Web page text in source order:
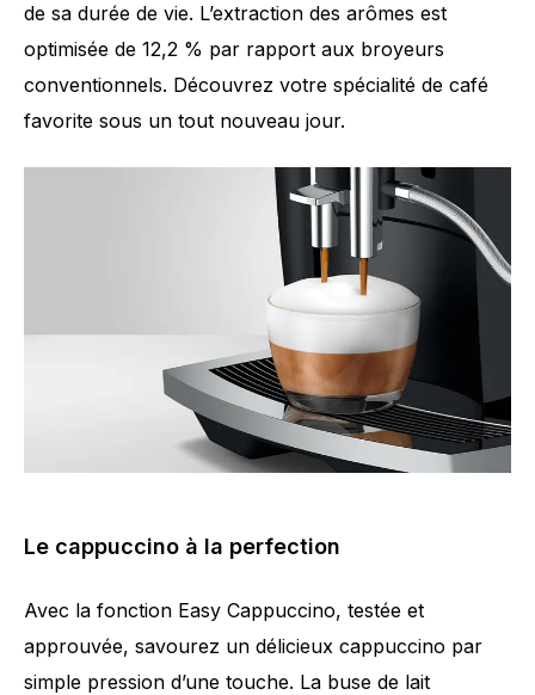
de sa durée de vie. L’extraction des arômes est
optimisée de 12,2 % par rapport aux broyeurs
conventionnels. Découvrez votre spécialité de café
favorite sous un tout nouveau jour.
Le cappuccino à la perfection
Avec la fonction Easy Cappuccino, testée et
approuvée, savourez un délicieux cappuccino par
simple pression d’une touche. La buse de lait